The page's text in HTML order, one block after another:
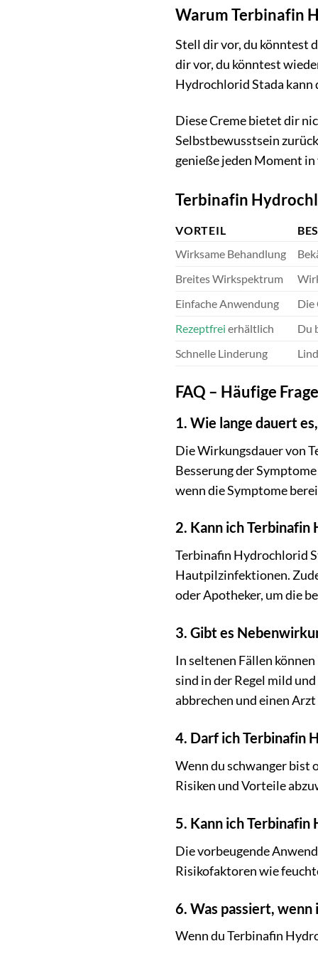
Warum Terbinafin
Stell dir vor, du könntest
dir vor, du könntest
Hydrochlorid Stada kann
Diese Creme bietet dir
Selbstbewusstsein
genieße jeden Moment
Terbinafin
VORTEIL
Wirksame Behandlung
Breites Wirkspektrum
Einfache Anwendung
Die
Rezeptfrei erhältlich
Du
Schnelle Linderung
FAQ – Häufige
1. Wie lange dauert
Die Wirkungsdauer von
Besserung der
wenn die Symptome
2. Kann ich Terbinafin
Terbinafin Hydrochlorid
Hautpilzinfektionen.
oder Apotheker, um die
3. Gibt es
In seltenen Fällen
sind in der Regel mild
abbrechen und einen
4. Darf ich Terbinafin
Wenn du schwanger bist
Risiken und Vorteile
5. Kann ich Terbinafin
Die vorbeugende
Risikofaktoren wie
6. Was passiert,
Wenn du Terbinafin